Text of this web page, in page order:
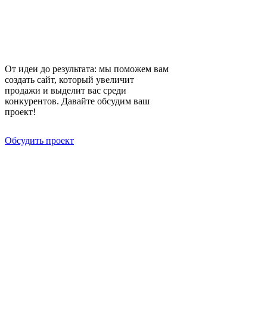
От идеи до результата: мы поможем вам
создать сайт, который увеличит
продажи и выделит вас среди
конкурентов. Давайте обсудим ваш
проект!
Обсудить проект